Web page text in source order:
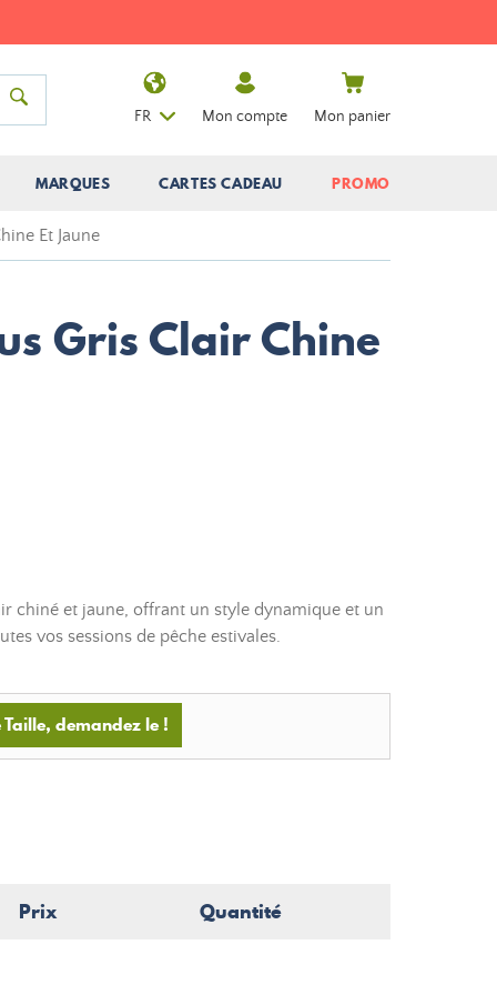
MARQUES CARTES CADEAU PROMO
FR Mon compte Mon panier
Et Jaune
Gris Clair Chine
chiné et jaune, offrant un style dynamique et un
vos sessions de pêche estivales.
demandez le !
Prix Quantité